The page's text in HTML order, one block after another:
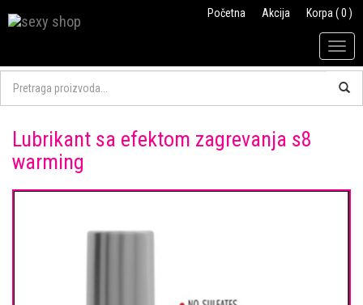
Početna Akcija Korpa ( 0 )
Lubrikant sa efektom zagrevanja s8
warming